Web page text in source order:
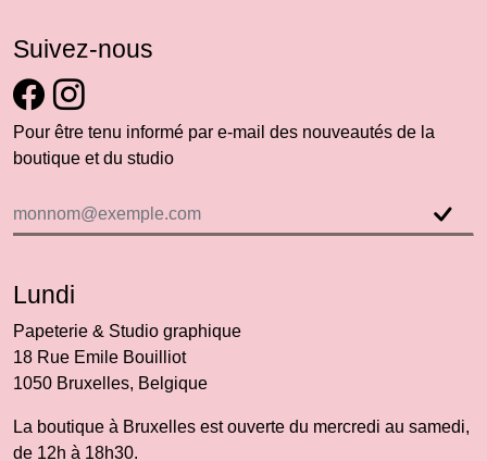
Suivez-nous
Pour être tenu informé par e-mail des nouveautés de la
boutique et du studio
Lundi
Papeterie & Studio graphique
18 Rue Emile Bouilliot
1050 Bruxelles, Belgique
La boutique à Bruxelles est ouverte du mercredi au samedi,
de 12h à 18h30.